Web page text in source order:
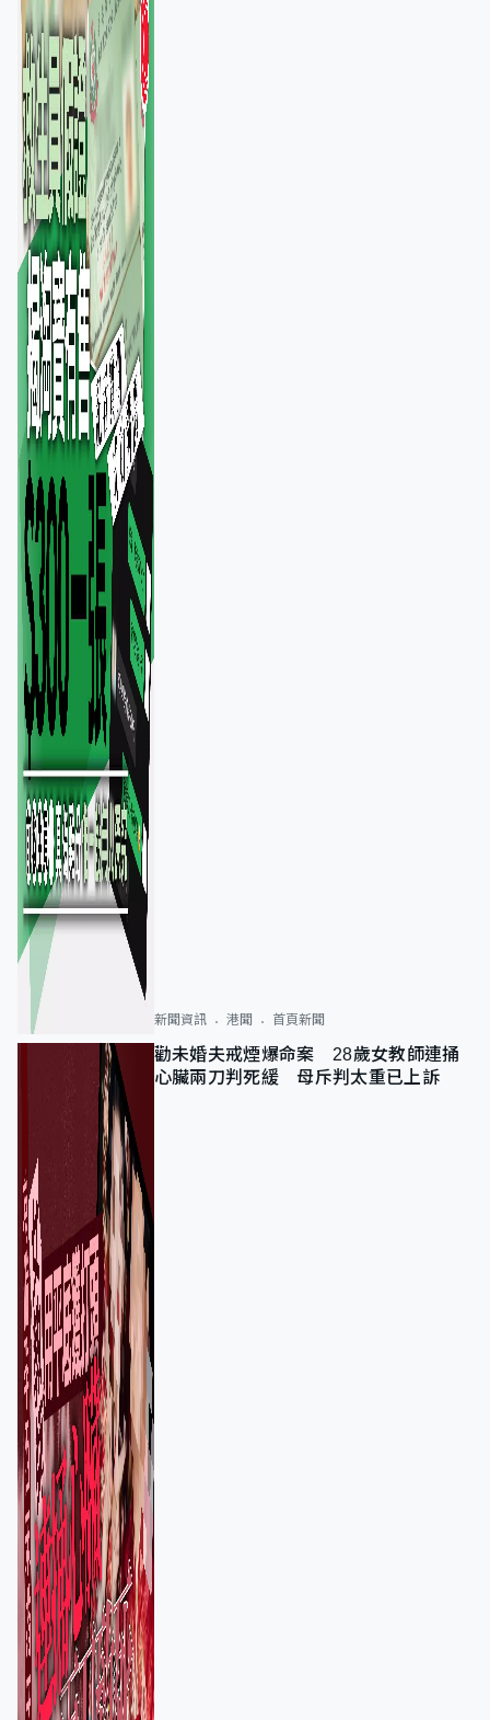
新聞資訊 港聞 首頁新聞
勸未婚夫戒煙爆命案 28歲女教師連捅
心臟兩刀判死緩 母斥判太重已上訴